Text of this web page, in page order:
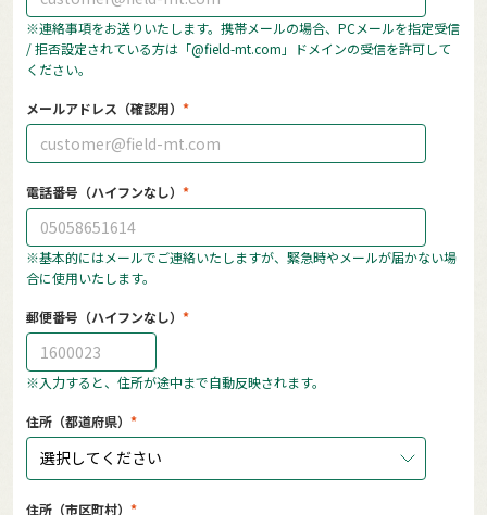
※連絡事項をお送りいたします。携帯メールの場合、PCメールを指定受信
/ 拒否設定されている方は「@field-mt.com」ドメインの受信を許可して
ください。
メールアドレス（確認用）
電話番号（ハイフンなし）
※基本的にはメールでご連絡いたしますが、緊急時やメールが届かない場
合に使用いたします。
郵便番号（ハイフンなし）
※入力すると、住所が途中まで自動反映されます。
住所（都道府県）
選択してください
住所（市区町村）